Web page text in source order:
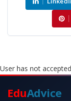
User has not
EduAdvice